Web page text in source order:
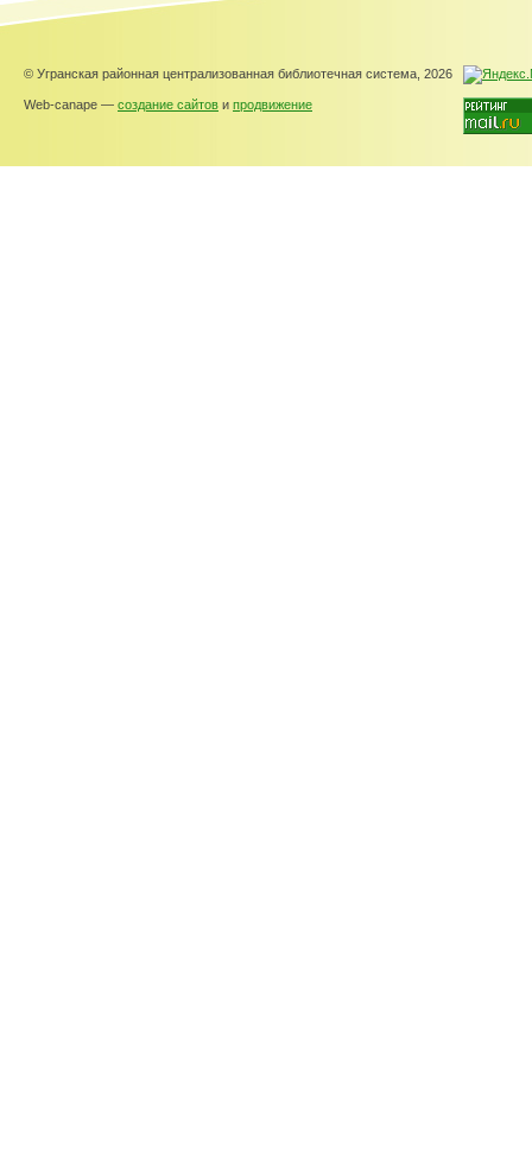
© Угранская районная централизованная библиотечная система, 2026
Web-canape — создание сайтов и продвижение